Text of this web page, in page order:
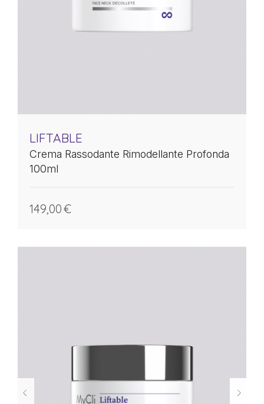
LIFTABLE
Crema Rassodante Rimodellante Profonda
100ml
149,00€